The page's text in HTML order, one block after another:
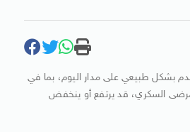
بشكل طبيعي على مدار اليوم، بما في
السكري، قد يرتفع أو ينخفض